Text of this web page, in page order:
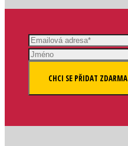
CHCI SE PŘIDAT ZDARMA